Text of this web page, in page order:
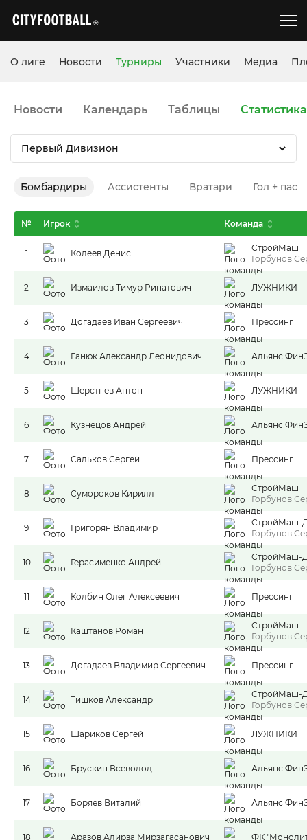
О лиге Новости Турниры Участники Медиа
Новости Календарь Таблицы Статистика
Первый Дивизион
Бомбардиры Ассистенты Вратари Гол + пас
№ Игрок Команда
1 Колеев Денис
СтройМаш
Горбунов
2 Измаилов Тимур Ринатович ЛУЖНИКИ
3 Догадаев Иван Сергеевич Прессинг
4 Ганюк Александр Леонидович Альянс
5 Шерстнев Антон ЛУЖНИКИ
6 Кузнецов Андрей Альянс
7 Сальков Сергей Прессинг
8 Сумороков Кирилл
СтройМаш
Горбунов
9 Григорян Владимир
СтройМаш-
Горбунов
10 Герасименко Андрей
СтройМаш-
Горбунов
11 Колбин Олег Алексеевич Прессинг
12 Каштанов Роман
СтройМаш
Горбунов
13 Догадаев Владимир Сергеевич Прессинг
14 Тишков Александр
СтройМаш-
Горбунов
15 Шариков Сергей ЛУЖНИКИ
16 Брускин Всеволод Альянс
17 Боряев Виталий Альянс
18 Аразов Алирза Мирзагасанович ФК